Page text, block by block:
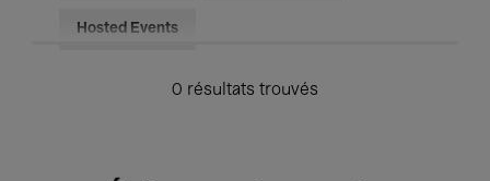
Hosted Events
0 résultats trouvés